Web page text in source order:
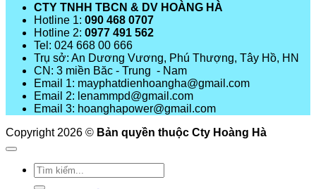
CTY TNHH TBCN & DV HOÀNG HÀ
Hotline 1: 090 468 0707
Hotline 2: 0977 491 562
Tel: 024 668 00 666
Trụ sở: An Dương Vương, Phú Thượng, Tây Hồ, HN
CN: 3 miền Băc - Trung - Nam
Email 1: mayphatdienhoangha@gmail.com
Email 2: lenammpd@gmail.com
Email 3: hoanghapower@gmail.com
Copyright 2026 © Bản quyền thuộc Cty Hoàng Hà
Tìm
kiếm: